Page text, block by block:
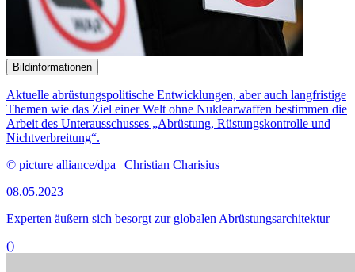
Bildinformationen
Aktuelle abrüstungspolitische Entwicklungen, aber auch langfristige
Themen wie das Ziel einer Welt ohne Nuklearwaffen bestimmen die
Arbeit des Unterausschusses „Abrüstung, Rüstungskontrolle und
Nichtverbreitung“.
© picture alliance/dpa | Christian Charisius
08.05.2023
Experten äußern sich besorgt zur globalen Abrüstungsarchitektur
()